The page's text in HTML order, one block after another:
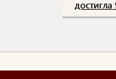
достигла